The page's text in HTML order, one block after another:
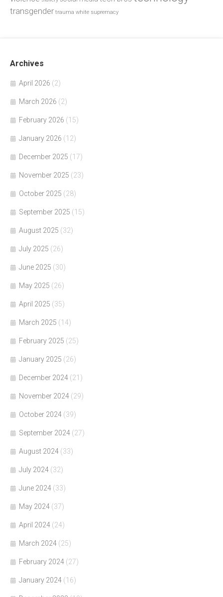
transgender trauma white supremacy
Archives
April 2026 (2)
March 2026 (2)
February 2026 (15)
January 2026 (12)
December 2025 (17)
November 2025 (23)
October 2025 (28)
September 2025 (15)
August 2025 (32)
July 2025 (26)
June 2025 (30)
May 2025 (26)
April 2025 (35)
March 2025 (14)
February 2025 (25)
January 2025 (26)
December 2024 (21)
November 2024 (29)
October 2024 (39)
September 2024 (27)
August 2024 (33)
July 2024 (32)
June 2024 (33)
May 2024 (37)
April 2024 (24)
March 2024 (25)
February 2024 (27)
January 2024 (16)